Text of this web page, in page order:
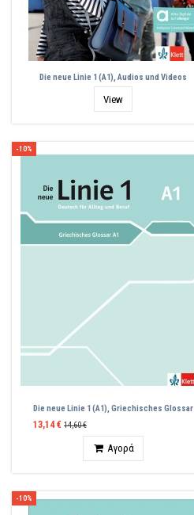
Die neue Linie 1 (A1), Audios und Videos
View
-10%
Die neue Linie 1 (A1), Griechisches Glossar
13,14 € 14,60 €
Αγορά
-10%